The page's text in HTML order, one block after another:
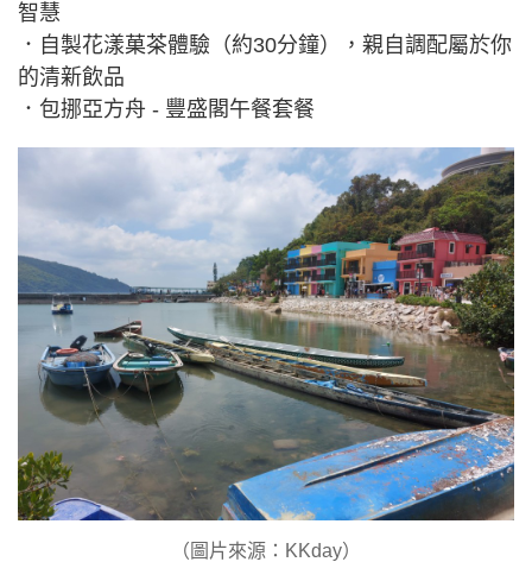
智慧
．自製花漾菓茶體驗（約30分鐘），親自調配屬於你
的清新飲品
．包挪亞方舟 - 豐盛閣午餐套餐
（圖片來源：KKday）